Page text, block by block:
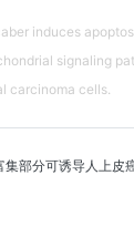
induces
signaling
carcinoma cells.
集部分可诱导人上皮